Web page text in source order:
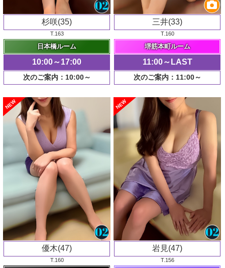
杉咲(35)
T.163
日本橋ルーム
10:00～17:00
次のご案内：10:00～
三井(33)
T.160
堺筋本町ルーム
11:00～LAST
次のご案内：11:00～
NEW
優木(47)
T.160
NEW
岩見(47)
T.156